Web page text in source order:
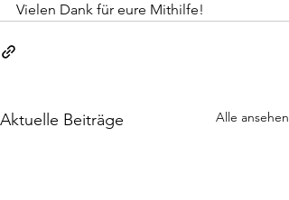
Vielen Dank für eure Mithilfe!
Aktuelle Beiträge Alle ansehen